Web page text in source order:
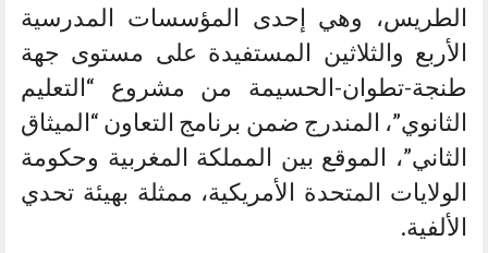
الطريس، وهي إحدى المؤسسات المدرسية
الأربع والثلاثين المستفيدة على مستوى جهة
طنجة-تطوان-الحسيمة من مشروع “التعليم
الثانوي”، المندرج ضمن برنامج التعاون “الميثاق
الثاني”، الموقع بين المملكة المغربية وحكومة
الولايات المتحدة الأمريكية، ممثلة بهيئة تحدي
الألفية.